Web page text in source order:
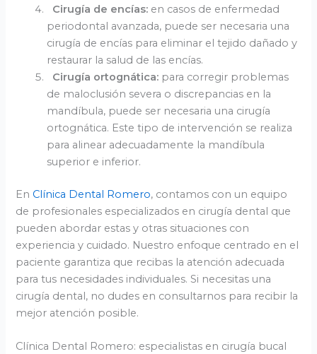
Cirugía de encías: en casos de enfermedad
periodontal avanzada, puede ser necesaria una
cirugía de encías para eliminar el tejido dañado y
restaurar la salud de las encías.
Cirugía ortognática: para corregir problemas
de maloclusión severa o discrepancias en la
mandíbula, puede ser necesaria una cirugía
ortognática. Este tipo de intervención se realiza
para alinear adecuadamente la mandíbula
superior e inferior.
En Clínica Dental Romero, contamos con un equipo
de profesionales especializados en cirugía dental que
pueden abordar estas y otras situaciones con
experiencia y cuidado. Nuestro enfoque centrado en el
paciente garantiza que recibas la atención adecuada
para tus necesidades individuales. Si necesitas una
cirugía dental, no dudes en consultarnos para recibir la
mejor atención posible.
Clínica Dental Romero: especialistas en cirugía bucal